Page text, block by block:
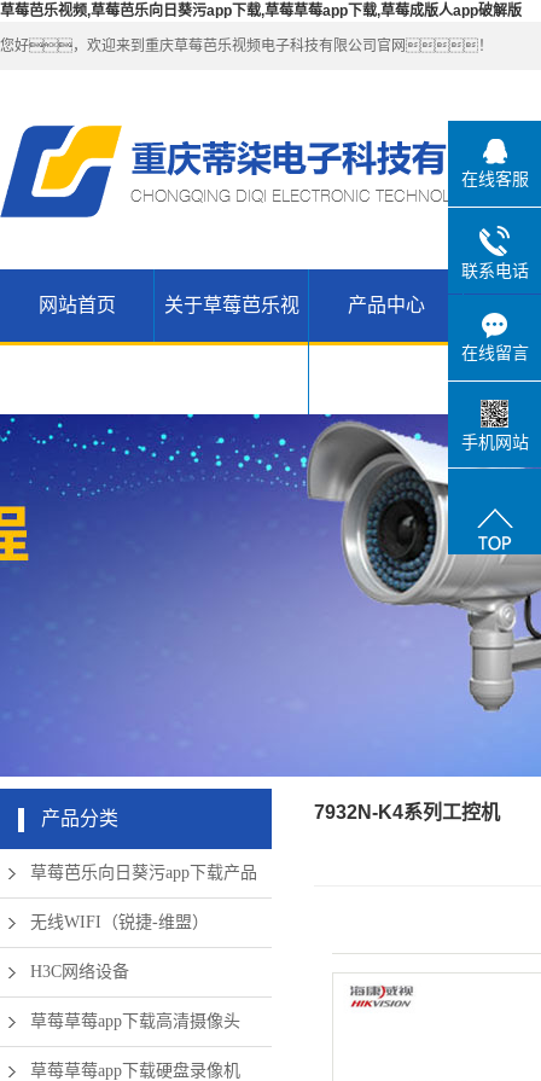
草莓芭乐视频,草莓芭乐向日葵污app下载,草莓草莓app下载,草莓成版人app破解版
您好，欢迎来到重庆草莓芭乐视频电子科技有限公司官网！
网站首页 关于草莓芭乐视
乐视频
产品中心
下载产品
WIFI（锐捷-
维盟）
H3C网络设
备
草莓草莓
app下载高
清摄像头
草莓草莓
app下载硬
盘录像机
机房周边弱
电设备
草莓成版人
产品分类
草莓芭乐向日葵污app下载产品
无线WIFI（锐捷-维盟）
H3C网络设备
草莓草莓app下载高清摄像头
草莓草莓app下载硬盘录像机
7932N-K4系列工控机
在线客服
联系电话
在线留言
手机网站